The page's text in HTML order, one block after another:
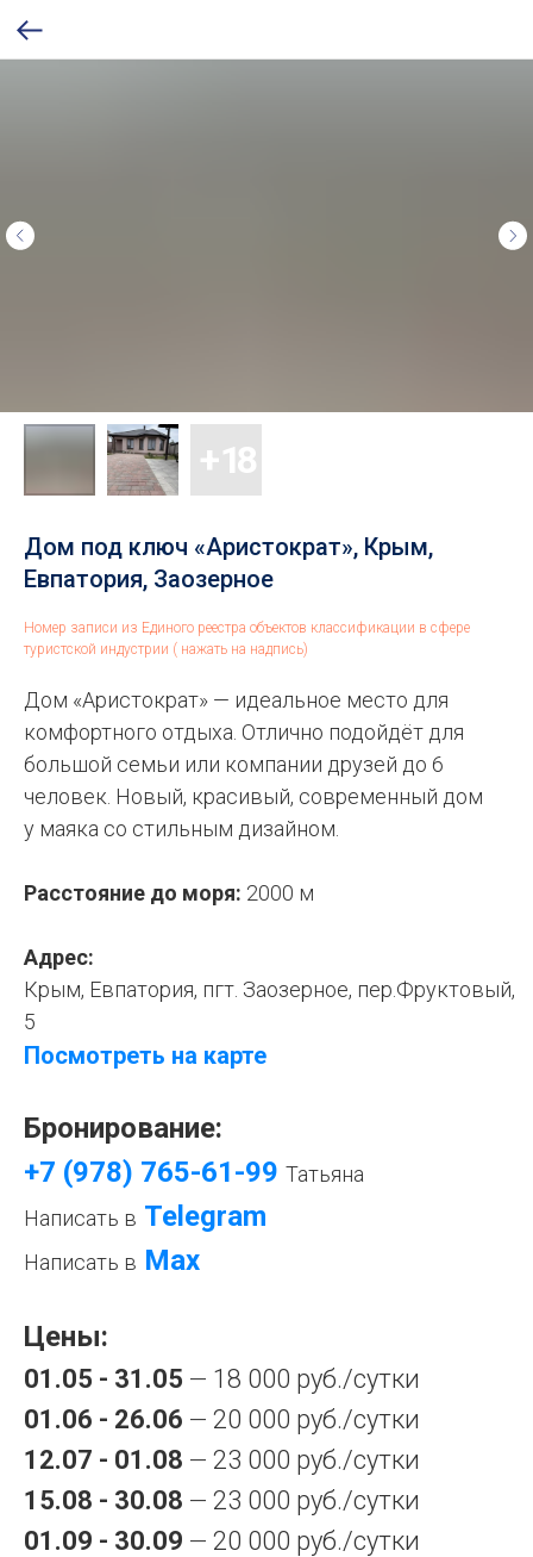
Дом под ключ «Аристократ», Крым,
Евпатория, Заозерное
Номер записи из Единого реестра объектов классификации в сфере
туристской индустрии ( нажать на надпись)
Дом «Аристократ» — идеальное место для
комфортного отдыха. Отлично подойдёт для
большой семьи или компании друзей до 6
человек. Новый, красивый, современный дом
у маяка со стильным дизайном.
Расстояние до моря: 2000 м
Адрес:
Крым, Евпатория, пгт. Заозерное, пер.Фруктовый,
5
Посмотреть на карте
Бронирование:
+7 (978) 765-61-99 Татьяна
Написать в Telegram
Написать в Mах
Цены:
01.05 - 31.05 — 18 000 руб./сутки
01.06 - 26.06 — 20 000 руб./сутки
12.07 - 01.08 — 23 000 руб./сутки
15.08 - 30.08 — 23 000 руб./сутки
01.09 - 30.09 — 20 000 руб./сутки